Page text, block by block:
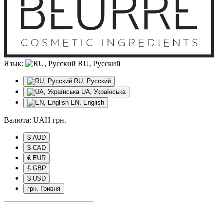
Язык: RU, Русский
RU, Русский
UA, Українська
EN, English
Валюта: UAH грн.
$ AUD
$ CAD
€ EUR
£ GBP
$ USD
грн. Гривня